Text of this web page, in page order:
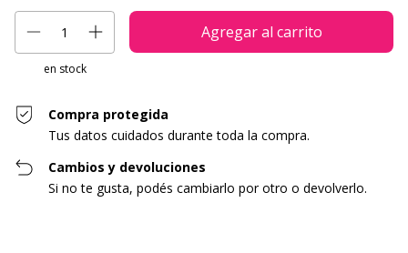
en stock
Compra protegida
Tus datos cuidados durante toda la compra.
Cambios y devoluciones
Si no te gusta, podés cambiarlo por otro o devolverlo.